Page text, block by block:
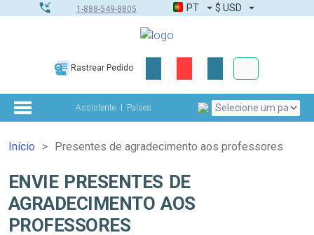
1-888-549-8805 PT $ USD
Rastrear Pedido
Assistente Países
Início Presentes de agradecimento aos professores
ENVIE PRESENTES DE
AGRADECIMENTO AOS
PROFESSORES